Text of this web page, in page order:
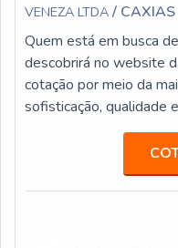
VENEZA LTDA /
Quem está em busca
descobrirá no website
cotação por meio da
sofisticação, qualidade
lugar.Quando a
com os melhores
cliente receberá
POUCO MAIS SOBRE